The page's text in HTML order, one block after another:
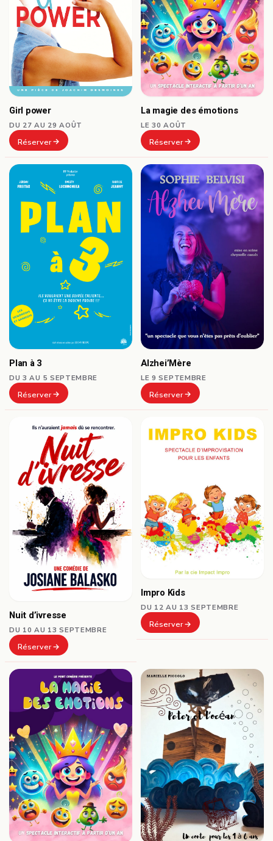
Girl power
DU 27 AU 29 AOÛT
Réserver
La magie des émotions
LE 30 AOÛT
Réserver
Plan à 3
DU 3 AU 5 SEPTEMBRE
Réserver
Alzhei’Mère
LE 9 SEPTEMBRE
Réserver
Nuit d’ivresse
DU 10 AU 13 SEPTEMBRE
Réserver
Impro Kids
DU 12 AU 13 SEPTEMBRE
Réserver